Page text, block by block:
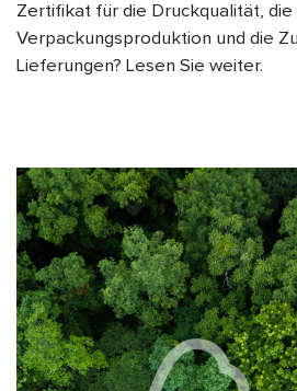
Zertifikat für die Druckqualität, die
Verpackungsproduktion und die
Lieferungen? Lesen Sie weiter.